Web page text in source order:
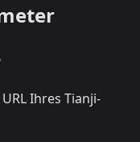
Ihres Tianji-